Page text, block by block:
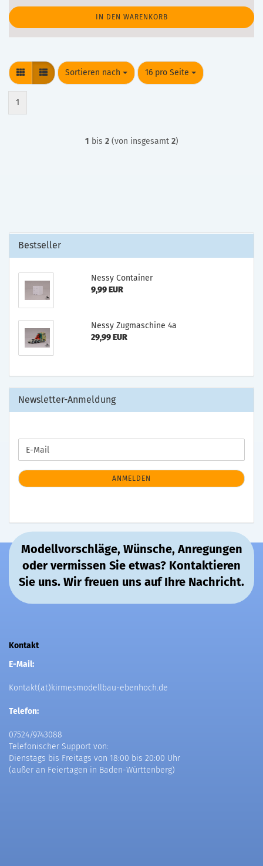
IN DEN WARENKORB
Sortieren nach
Sortieren nach 16 pro Seite
pro Seite
1
1 bis 2(von insgesamt 2)
Bestseller
Nessy Container
9,99 EUR
Nessy Zugmaschine 4a
29,99 EUR
Newsletter-Anmeldung
ZUR
ANMELDUNG
E-
Mail
ANMELDEN
Modellvorschläge, Wünsche, Anregungen
oder vermissen Sie etwas? Kontaktieren
Sie uns. Wir freuen uns auf Ihre Nachricht.
Kontakt
E-Mail:
Kontakt(at)kirmesmodellbau-ebenhoch.de
Telefon:
07524/9743088
Telefonischer Support von:
Dienstags bis Freitags von 18:00 bis 20:00 Uhr
(außer an Feiertagen in Baden-Württenberg)